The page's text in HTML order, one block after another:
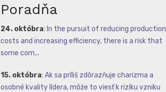
Poradňa
24. októbra: In the pursuit of reducing production
costs and increasing efficiency, there is a risk that
some com...
15. októbra: Ak sa príliš zdôrazňuje charizma a
osobné kvality lídera, môže to viesť k riziku vzniku